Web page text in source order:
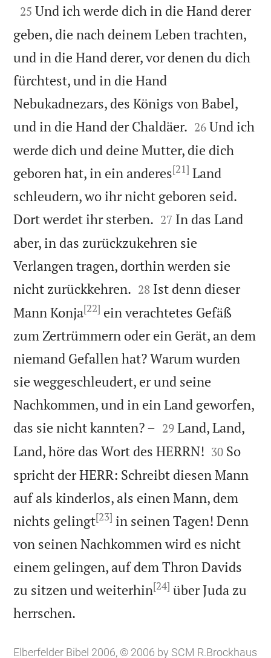

25 Und ich werde dich in die Hand derer
geben, die nach deinem Leben trachten,
und in die Hand derer, vor denen du dich
fürchtest, und in die Hand
Nebukadnezars, des Königs von Babel,
und in die Hand der Chaldäer. 

26 Und ich
werde dich und deine Mutter, die dich
geboren hat, in ein anderes[21] Land
schleudern, wo ihr nicht geboren seid.
Dort werdet ihr sterben. 

27 In das Land
aber, in das zurückzukehren sie
Verlangen tragen, dorthin werden sie
nicht zurückkehren. 

28 Ist denn dieser
Mann Konja[22] ein verachtetes Gefäß
zum Zertrümmern oder ein Gerät, an dem
niemand Gefallen hat? Warum wurden
sie weggeschleudert, er und seine
Nachkommen, und in ein Land geworfen,
das sie nicht kannten? – 

29 Land, Land,
Land, höre das Wort des HERRN! 

30 So
spricht der HERR: Schreibt diesen Mann
auf als kinderlos, als einen Mann, dem
nichts gelingt[23] in seinen Tagen! Denn
von seinen Nachkommen wird es nicht
einem gelingen, auf dem Thron Davids
zu sitzen und weiterhin[24] über Juda zu
herrschen.
Elberfelder Bibel 2006, © 2006 by SCM R.Brockhaus